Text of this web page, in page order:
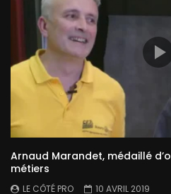
Arnaud Marandet, médaillé
métiers
LE CÔTÉ PRO
10 AVRIL 2019